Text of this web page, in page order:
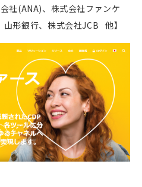
社(ANA)、株式会社ファンケ
形銀行、株式会社JCB 他】